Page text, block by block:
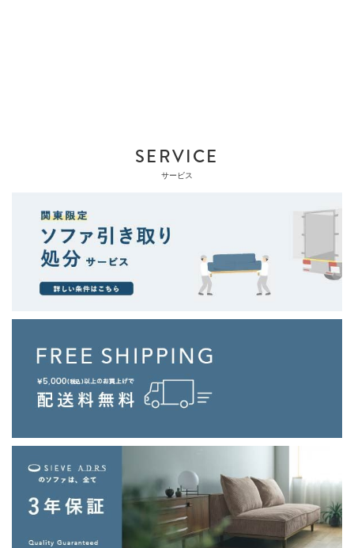
SERVICE
サービス